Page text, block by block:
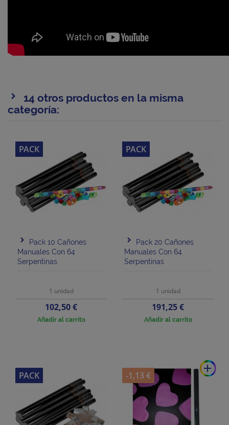
14 otros productos en la misma
categoría:
Pack 10 Cañones
Manuales Con 64
Serpentinas
1 unidad
Precio
102,50 €
Añadir al carrito
PACK
Pack 20 Cañones
Manuales Con 64
Serpentinas
1 unidad
Precio
191,25 €
Añadir al carrito
PACK
PACK
add
-1,13 €